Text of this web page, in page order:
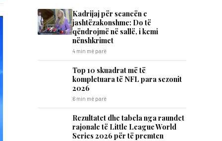
Kadrijaj për seancën e
jashtëzakonshme: Do të
qëndrojmë në sallë, i kemi
nënshkrimet
4 min më parë
Top 10 skuadrat më të
kompletuara të NFL para sezonit
2026
6 min më parë
Rezultatet dhe tabela nga raundet
rajonale të Little League World
Series 2026 për të premten